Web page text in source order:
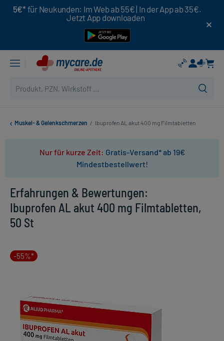
5€* für Neukunden: Im Web ab 55€ | In der App ab 35€.
Jetzt App downloaden
Muskel- & Gelenkschmerzen / Ibuprofen AL akut 400 mg Filmtabletten
Nur für kurze Zeit: Gratis-Versand* ab 19€
Mindestbestellwert!
Erfahrungen & Bewertungen:
Ibuprofen AL akut 400 mg Filmtabletten,
50 St
-55%*